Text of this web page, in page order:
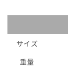
サイズ
重量